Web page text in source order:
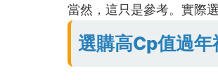
當然，這只是參考。實際
選購高Cp值過